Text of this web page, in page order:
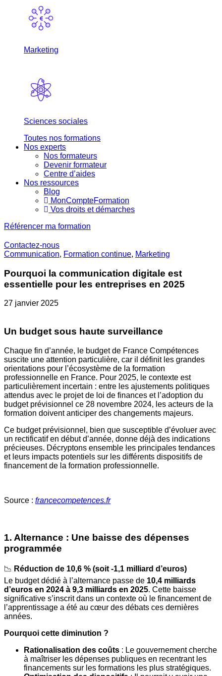
Marketing
Sciences sociales
Toutes nos formations
Nos experts
Nos formateurs
Devenir formateur
Centre d’aides
Nos ressources
Blog
MonCompteFormation
Vos droits et démarches
Référencer ma formation
Contactez-nous
Communication, Formation continue, Marketing
Pourquoi la communication digitale est
essentielle pour les entreprises en 2025
27 janvier 2025
Un budget sous haute surveillance
Chaque fin d’année, le budget de France Compétences
suscite une attention particulière, car il définit les grandes
orientations pour l’écosystème de la formation
professionnelle en France. Pour 2025, le contexte est
particulièrement incertain : entre les ajustements politiques
attendus avec le projet de loi de finances et l’adoption du
budget prévisionnel ce 28 novembre 2024, les acteurs de la
formation doivent anticiper des changements majeurs.
Ce budget prévisionnel, bien que susceptible d’évoluer avec
un rectificatif en début d’année, donne déjà des indications
précieuses. Décryptons ensemble les principales tendances
et leurs impacts potentiels sur les différents dispositifs de
financement de la formation professionnelle.
Source : francecompetences.fr
1. Alternance : Une baisse des dépenses
programmée
📉 Réduction de 10,6 % (soit -1,1 milliard d’euros)
Le budget dédié à l’alternance passe de 10,4 milliards
d’euros en 2024 à 9,3 milliards en 2025. Cette baisse
significative s’inscrit dans un contexte où le financement de
l’apprentissage a été au cœur des débats ces dernières
années.
Pourquoi cette diminution ?
Rationalisation des coûts : Le gouvernement cherche
à maîtriser les dépenses publiques en recentrant les
financements sur les formations les plus stratégiques.